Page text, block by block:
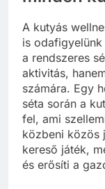
A kutyás
is
a rendszeres
aktivitás,
számára. Egy
séta során a
fel, ami
közbeni közös
kereső játék,
és erősíti a